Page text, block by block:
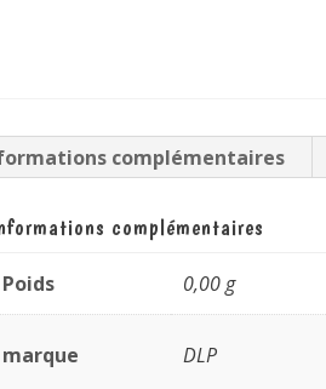
complémentaires
complémentaires
Poids 0,00 g
marque DLP